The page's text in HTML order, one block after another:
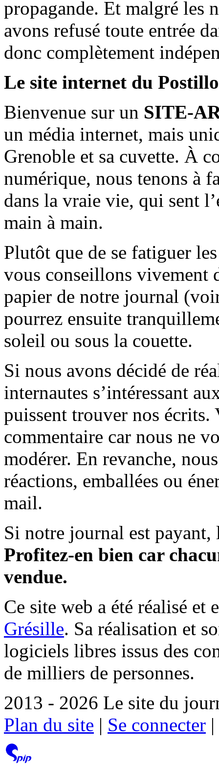
propagande. Et malgré les
avons refusé toute entrée
donc complètement
Le site internet du
Bienvenue sur un SITE-
un média internet, mais
Grenoble et sa cuvette. À
numérique, nous tenons à
dans la vraie vie, qui sent
main à main.
Plutôt que de se fatiguer
vous conseillons vivement
papier de notre journal
pourrez ensuite
soleil ou sous la couette.
Si nous avons décidé de
internautes s’intéressant
puissent trouver nos écrits.
commentaire car nous ne
modérer. En revanche,
réactions, emballées ou
mail.
Si notre journal est payant,
Profitez-en bien car
vendue.
Ce site web a été réalisé et
Grésille. Sa réalisation et
logiciels libres issus des
de milliers de personnes.
2013 - 2026 Le site du
Plan du site | Se connecter |